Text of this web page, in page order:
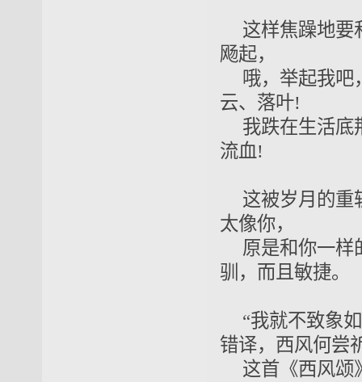
这样焦躁地
飏起，
哦，举起我吧
云、落叶!
我跌在生活底
流血!
这被岁月的重
太像你，
原是和你一
驯，而且敏捷。
“我就不致象
错译，西风何尝
这首《西风颂